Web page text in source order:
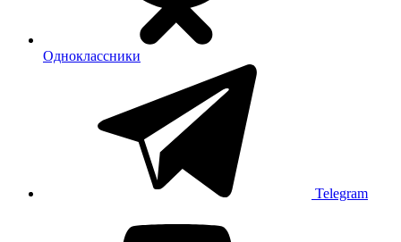
Одноклассники
Telegram